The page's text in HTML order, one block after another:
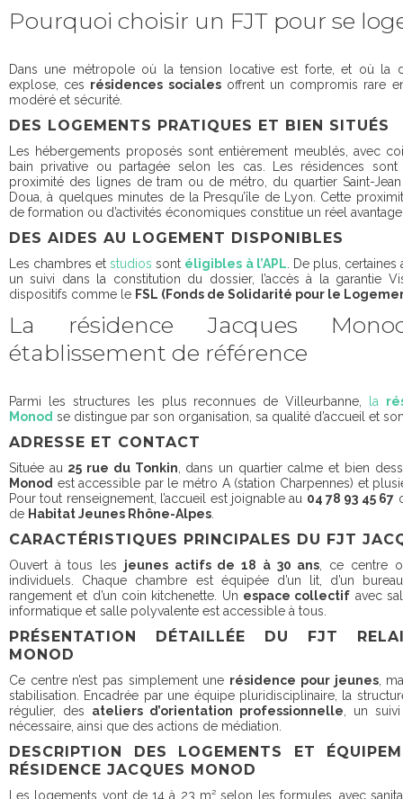
Pourquoi choisir un FJT pour se
Dans une métropole où la tension locative est forte, et où la
explose, ces résidences socialesoffrent un compromis rare
modéré et sécurité.
DES LOGEMENTS PRATIQUES ET BIEN SITUÉS
Les hébergements proposés sont entièrement meublés, avec
bain privative ou partagée selon les cas. Les résidences sont
proximité des lignes de tram ou de métro, du quartier Saint-
Doua, à quelques minutes de la Presqu’île de Lyon. Cette
de formation ou d’activités économiques constitue un réel
DES AIDES AU LOGEMENT DISPONIBLES
Les chambres etstudios sont éligibles à l’APL. De plus, certaines
un suivi dans la constitution du dossier, l’accès à la garantie
dispositifs comme le FSL (Fonds de Solidarité pour le
La résidence Jacques
établissement de référence
Parmi les structures les plus reconnues de Villeurbanne, la
Monod se distingue par son organisation, sa qualité d’accueil et
ADRESSE ET CONTACT
Située au 25 rue du Tonkin, dans un quartier calme et bien
Monod est accessible par le métro A (station Charpennes) et
Pour tout renseignement, l’accueil est joignable au 04 78 93 45 67
de Habitat Jeunes Rhône-Alpes.
CARACTÉRISTIQUES PRINCIPALES DU FJT
Ouvert à tous les jeunes actifs de 18 à 30 ans, ce centre
individuels. Chaque chambre est équipée d’un lit, d’un
rangement et d’un coin kitchenette. Un espace collectif avec
informatique et salle polyvalente est accessible à tous.
PRÉSENTATION DÉTAILLÉE DU FJT
MONOD
Ce centre n’est pas simplement une résidence pour jeunes,
stabilisation. Encadrée par une équipe pluridisciplinaire, la
régulier, des ateliers d’orientation professionnelle, un
nécessaire, ainsi que des actions de médiation.
DESCRIPTION DES LOGEMENTS ET
RÉSIDENCE JACQUES MONOD
Les logements vont de 14 à 23 m² selon les formules, avec